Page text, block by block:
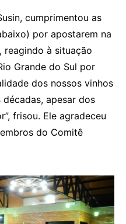
cumprimentou as
por apostarem na
reagindo à situação
Grande do Sul por
dos nossos vinhos
apesar dos
frisou. Ele agradeceu
do Comitê